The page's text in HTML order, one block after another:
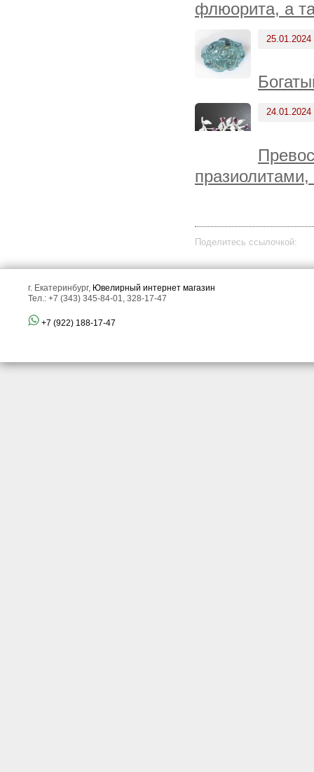
флюорита, а
25.01.2024
24.01.2024
Поделитесь ссылочкой:
г. Екатеринбург, Ювелирный интернет магазин
Тел.: +7 (343) 345-84-01, 328-17-47
+7 (922) 188-17-47